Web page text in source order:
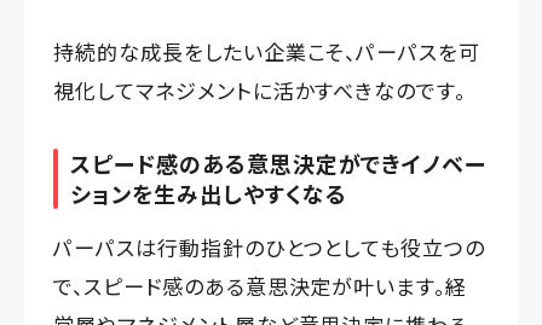
持続的な成長をしたい企業こそ、パーパスを可
視化してマネジメントに活かすべきなのです。
スピード感のある意思決定ができイノベー
ションを生み出しやすくなる
パーパスは行動指針のひとつとしても役立つの
で、スピード感のある意思決定が叶います。経